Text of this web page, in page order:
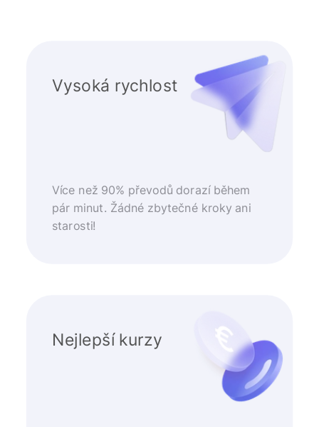
Vysoká rychlost
Více než 90% převodů dorazí během
pár minut. Žádné zbytečné kroky ani
starosti!
Nejlepší kurzy